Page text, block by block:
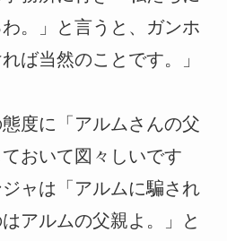
。」と言うと、ガンホ
ば当然のことです。」
度に「アルムさんの父
おいて図々しいです
ャは「アルムに騙され
アルムの父親よ。」と